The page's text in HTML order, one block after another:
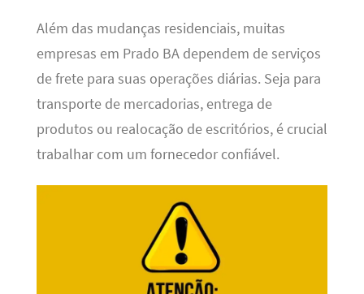
Além das mudanças residenciais, muitas
empresas em Prado BA dependem de serviços
de frete para suas operações diárias. Seja para
transporte de mercadorias, entrega de
produtos ou realocação de escritórios, é crucial
trabalhar com um fornecedor confiável.